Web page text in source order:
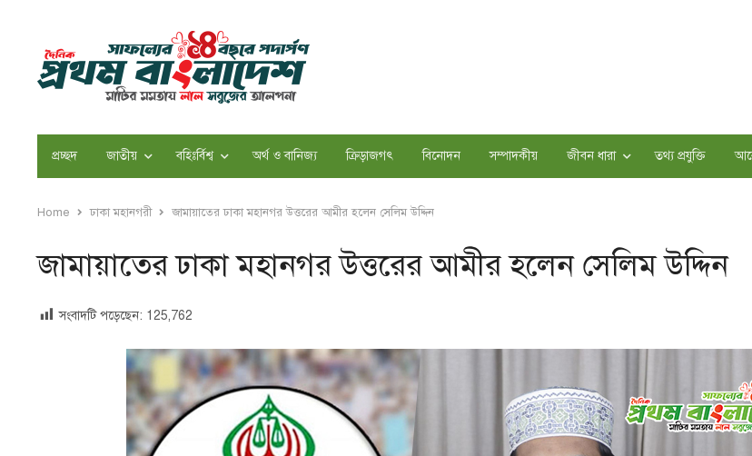
প্রচ্ছদ জাতীয় বহিঃর্বিশ্ব অর্থ ও বানিজ্য ক্রিড়াজগৎ বিনোদন সম্পাদকীয় জীবন ধারা তথ্য প্রযুক্তি
Home ঢাকা মহানগরী জামায়াতের ঢাকা মহানগর উত্তরের আমীর হলেন সেলিম উদ্দিন
জামায়াতের ঢাকা মহানগর উত্তরের আমীর হলেন সেলিম উদ্দিন
সংবাদটি পড়েছেন: 125,762